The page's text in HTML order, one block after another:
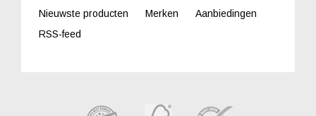
Nieuwste producten
Merken
Aanbiedingen
RSS-feed